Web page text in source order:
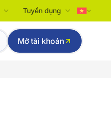
Tuyển dụng
Tiếng Việt
English
Mở tài khoản